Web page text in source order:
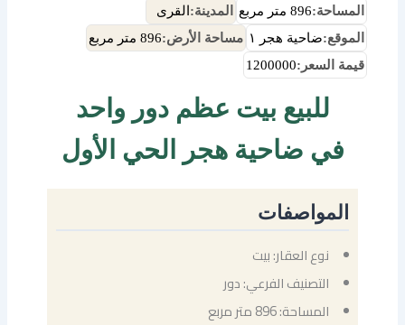
المساحة:896 متر مربع المدينة: القرى
الموقع:ضاحية هجر ١ مساحة الأرض:896 متر مربع
قيمة السعر:1200000
للبيع بيت عظم دور واحد
في ضاحية هجر الحي الأول
المواصفات
نوع العقار: بيت
التصنيف الفرعي: دور
المساحة: 896 متر مربع